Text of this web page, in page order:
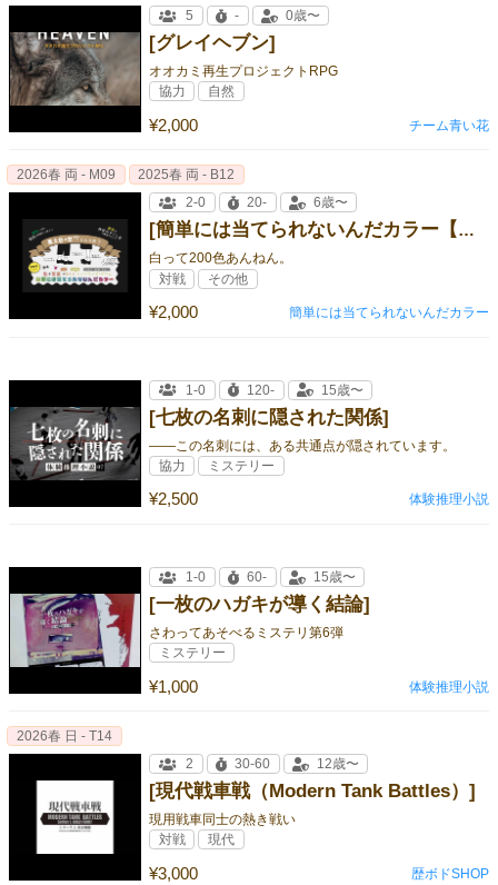
[グレイヘブン]
オオカミ再生プロジェクトRPG
¥2,000
5 - 0歳〜
協力 自然
チーム青い花
[簡単には当てられないんだカラー【コンパクト版】]
白って200色あんねん。
¥2,000
2026春 両 - M09
2025春 両 - B12
2-0
20- 6歳〜
対戦 その他
簡単には当てられないんだカラー
[七枚の名刺に隠された関係]
――この名刺には、ある共通点が隠されています。
¥2,500
1-0 120- 15歳〜
協力 ミステリー
体験推理小説
[一枚のハガキが導く結論]
さわってあそべるミステリ第6弾
¥1,000
1-0 60- 15歳〜
ミステリー
体験推理小説
[現代戦車戦（Modern Tank Battles）]
現用戦車同士の熱き戦い
¥3,000
2026春 日 - T14
2
30-60 12歳〜
対戦 現代
歴ボドSHOP